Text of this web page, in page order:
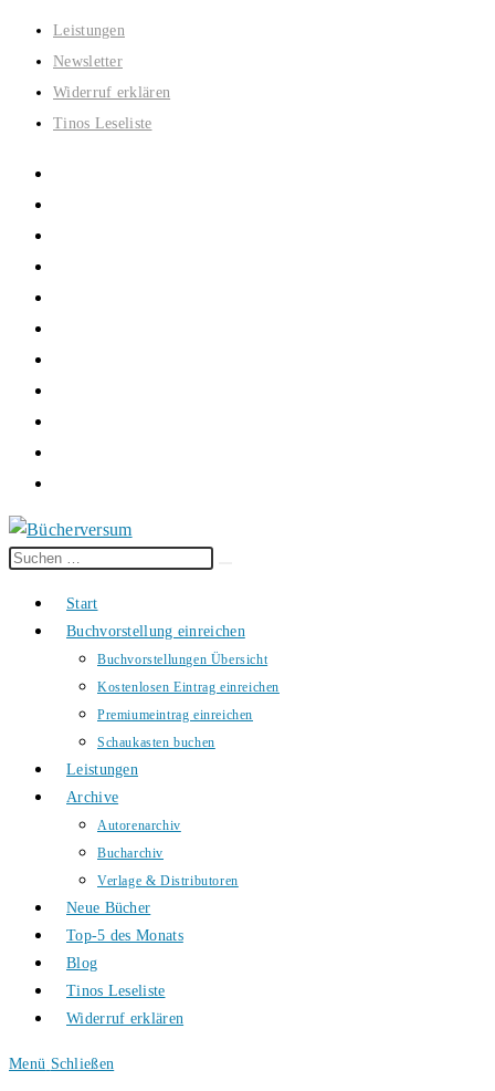
Zum
Inhalt
springen
Leistungen
Newsletter
Widerruf erklären
Tinos Leseliste
Diese
durchsuchen
Start
Buchvorstellung einreichen
Buchvorstellungen Übersicht
Kostenlosen Eintrag einreichen
Premiumeintrag einreichen
Schaukasten buchen
Leistungen
Archive
Autorenarchiv
Bucharchiv
Verlage & Distributoren
Neue Bücher
Top-5 des Monats
Blog
Tinos Leseliste
Widerruf erklären
Menü Schließen